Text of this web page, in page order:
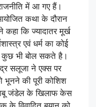
में आ गए हैं।
कथा के दौरान
कहा कि ज्यादातर मूर्ख
एवं धर्म का कोई
कुछ भी बोल सकते है।
सलूजा ने एक्स पर
भूनने की पूरी कोशिश
जंडेल के खिलाफ केस